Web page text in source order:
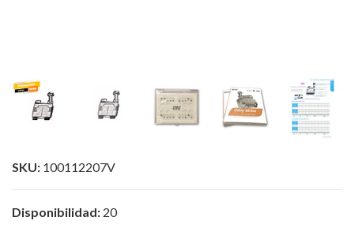
SKU: 100112207V
Disponibilidad: 20